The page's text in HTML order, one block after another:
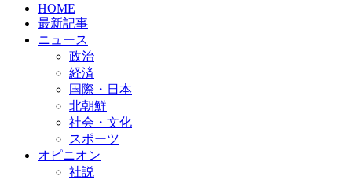
HOME
最新記事
ニュース
政治
経済
国際・日本
北朝鮮
社会・文化
スポーツ
オピニオン
社説